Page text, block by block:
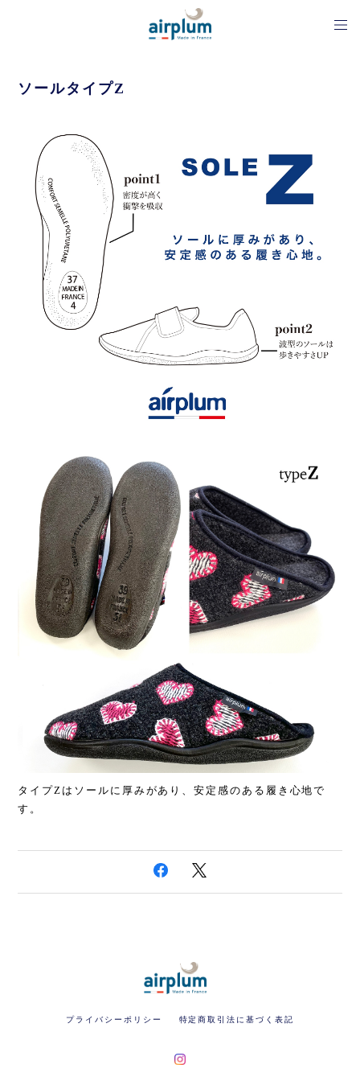
ソールタイプZ
タイプZはソールに厚みがあり、安定感のある履き心地で
す。
プライバシーポリシー 特定商取引法に基づく表記